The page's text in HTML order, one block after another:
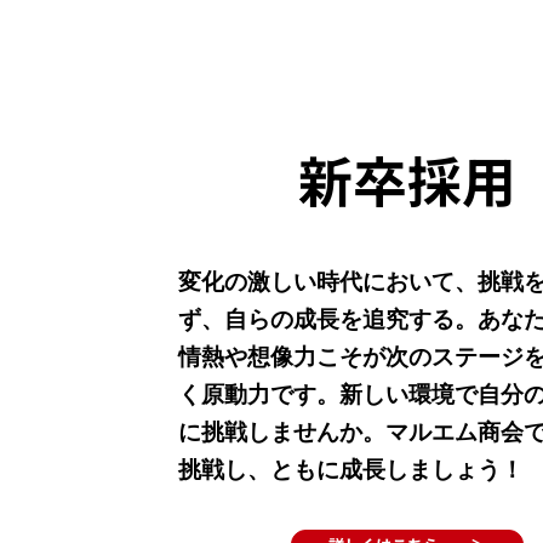
新卒採用
変化の激しい時代において、挑戦
ず、自らの成長を追究する。あな
情熱や想像力こそが次のステージ
く原動力です。新しい環境で自分
に挑戦しませんか。マルエム商会
挑戦し、ともに成長しましょう！